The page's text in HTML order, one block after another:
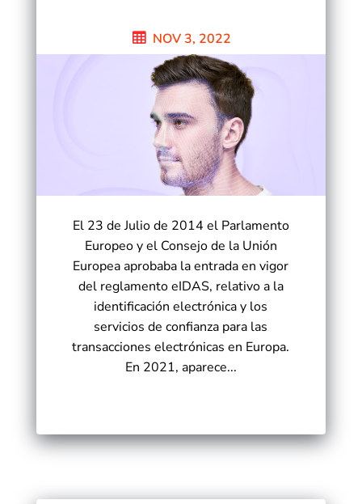
NOV 3, 2022
El 23 de Julio de 2014 el Parlamento
Europeo y el Consejo de la Unión
Europea aprobaba la entrada en vigor
del reglamento eIDAS, relativo a la
identificación electrónica y los
servicios de confianza para las
transacciones electrónicas en Europa.
En 2021, aparece...